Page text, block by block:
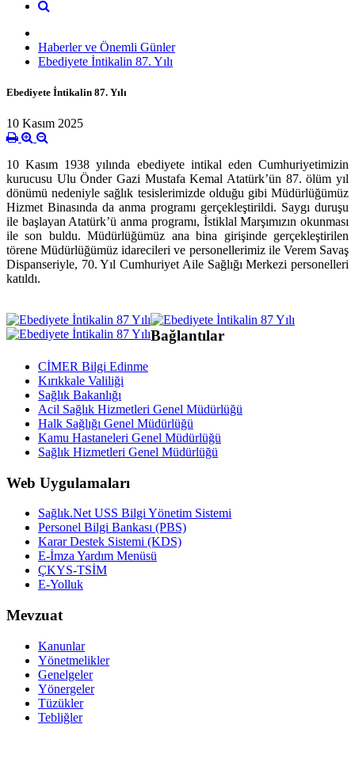
Haberler ve Önemli Günler
Ebediyete İntikalin 87. Yılı
Ebediyete İntikalin 87. Yılı
10 Kasım 2025
10 Kasım 1938 yılında ebediyete intikal eden Cumhuriyetimizin
kurucusu Ulu Önder Gazi Mustafa Kemal Atatürk’ün 87. ölüm yıl
dönümü nedeniyle sağlık tesislerimizde olduğu gibi Müdürlüğümüz
Hizmet Binasında da anma programı gerçekleştirildi. Saygı duruşu
ile başlayan Atatürk’ü anma programı, İstiklal Marşımızın okunması
ile son buldu. Müdürlüğümüz ana bina girişinde gerçekleştirilen
törene Müdürlüğümüz idarecileri ve personellerimiz ile Verem Savaş
Dispanseriyle, 70. Yıl Cumhuriyet Aile Sağlığı Merkezi personelleri
katıldı.
Bağlantılar
CİMER Bilgi Edinme
Kırıkkale Valiliği
Sağlık Bakanlığı
Acil Sağlık Hizmetleri Genel Müdürlüğü
Halk Sağlığı Genel Müdürlüğü
Kamu Hastaneleri Genel Müdürlüğü
Sağlık Hizmetleri Genel Müdürlüğü
Web Uygulamaları
Sağlık.Net USS Bilgi Yönetim Sistemi
Personel Bilgi Bankası (PBS)
Karar Destek Sistemi (KDS)
E-İmza Yardım Menüsü
ÇKYS-TSİM
E-Yolluk
Mevzuat
Kanunlar
Yönetmelikler
Genelgeler
Yönergeler
Tüzükler
Tebliğler